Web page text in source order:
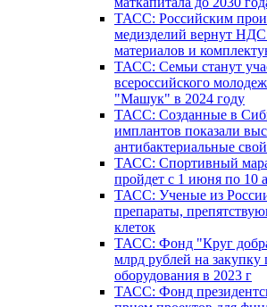
ТАСС: Российским
медизделий вернут НДС
материалов и
ТАСС: Семьи станут
всероссийского
"Машук" в 2024 году
ТАСС: Созданные в
имплантов показали
антибактериальные
ТАСС: Спортивный
пройдет с 1 июня по 10
ТАСС: Ученые из
препараты,
клеток
ТАСС: Фонд "Круг
млрд рублей на закупку
оборудования в 2023 г
ТАСС: Фонд